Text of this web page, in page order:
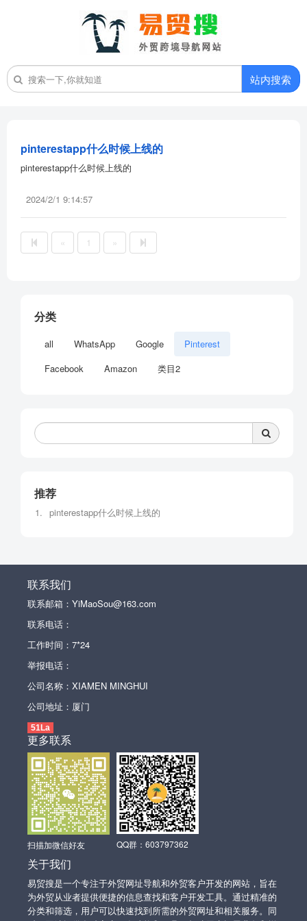
站内搜索
pinterestapp什么时候上线的
pinterestapp什么时候上线的
2024/2/1 9:14:57
« 1 »
分类
all WhatsApp Google
Pinterest
Facebook
Amazon 类目2
推荐
pinterestapp什么时候上线的
联系我们
联系邮箱：YiMaoSou@163.com
联系电话：
工作时间：7*24
举报电话：
公司名称：XIAMEN MINGHUI
公司地址：厦门
51La
更多联系
扫描加微信好友 QQ群：603797362
关于我们
易贸搜是一个专注于外贸网址导航和外贸客户开发的网站，旨在
为外贸从业者提供便捷的信息查找和客户开发工具。通过精准的
分类和筛选，用户可以快速找到所需的外贸网址和相关服务。同